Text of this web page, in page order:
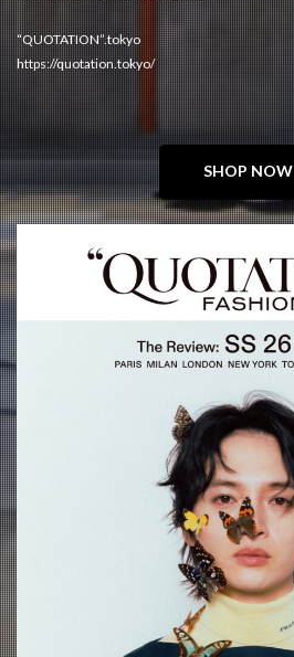
“QUOTATION”.tokyo
https://quotation.tokyo/
SHOP NOW